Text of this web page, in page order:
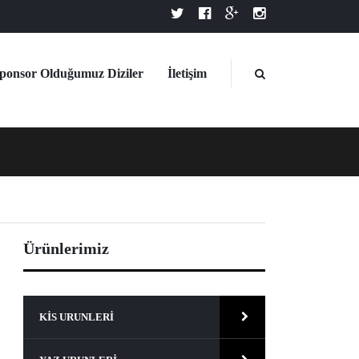
Olduğumuz Diziler İletişim
Ürünlerimiz
KIS URUNLERI